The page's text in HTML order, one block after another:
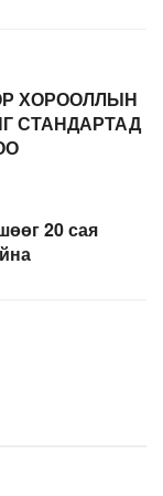
ХОРООЛЛЫН
СТАНДАРТАД
20 сая